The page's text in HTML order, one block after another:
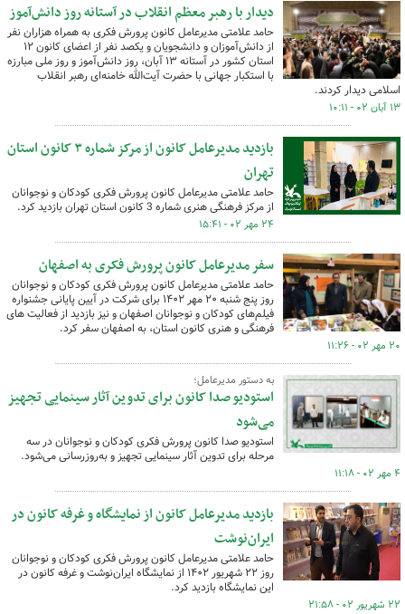
دیدار با رهبر معظم انقلاب در آستانه روز دانش‌آموز
حامد علامتی مدیرعامل کانون پرورش فکری به همراه هزاران نفر
از دانش‌آموزان و دانشجویان و یکصد نفر از اعضای کانون ۱۲
استان کشور در آستانه ۱۳ آبان، روز دانش‌آموز و روز ملی مبارزه
با استکبار جهانی با حضرت آیت‌الله خامنه‌ای رهبر انقلاب
اسلامی دیدار کردند.
۱۳ آبان ۰۲ - ۱۰:۱۱
بازدید مدیرعامل کانون از مرکز شماره ۳ کانون استان
تهران
حامد علامتی مدیرعامل کانون پرورش فکری کودکان و نوجوانان
از مرکز فرهنگی هنری شماره 3 کانون استان تهران بازدید کرد.
۲۴ مهر ۰۲ - ۱۵:۴۱
سفر مدیرعامل کانون پرورش فکری به اصفهان
حامد علامتی مدیرعامل کانون پرورش فکری کودکان و نوجوانان
روز پنج شنبه ۲۰ مهر ۱۴۰۲ برای شرکت در آیین پایانی جشنواره
فیلم‌های کودکان و نوجوانان اصفهان و نیز بازدید از فعالیت های
فرهنگی و هنری کانون استان، به اصفهان سفر کرد.
۲۰ مهر ۰۲ - ۱۱:۲۶
به دستور مدیرعامل؛
استودیو صدا کانون برای تدوین آثار سینمایی تجهیز
می‌شود
استودیو صدا کانون پرورش فکری کودکان و نوجوانان در سه
مرحله برای تدوین آثار سینمایی تجهیز و به‌روزرسانی می‌شود.
۴ مهر ۰۲ - ۱۱:۱۸
بازدید مدیرعامل کانون از نمایشگاه و غرفه کانون در
ایران‌نوشت
حامد علامتی مدیرعامل کانون پرورش فکری کودکان و نوجوانان
روز ۲۲ شهریور ۱۴۰۲ از نمایشگاه ایران‌نوشت و غرفه کانون در
این نمایشگاه بازدید کرد.
۲۲ شهریور ۰۲ - ۲۱:۵۸